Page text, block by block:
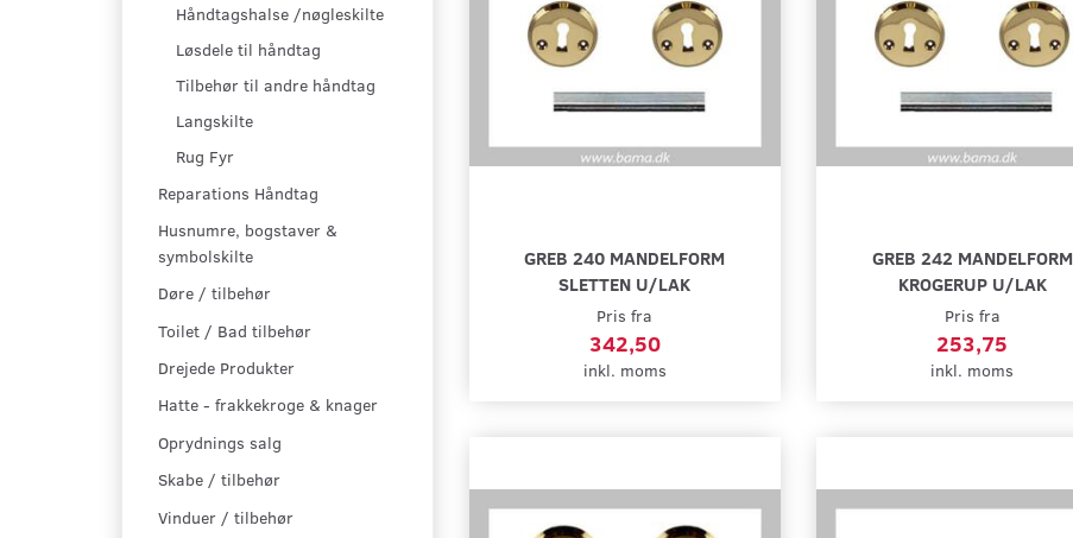
Håndtagshalse /nøgleskilte
Løsdele til håndtag
Tilbehør til andre håndtag
Langskilte
Rug Fyr
Reparations Håndtag
Husnumre, bogstaver &
symbolskilte
Døre / tilbehør
Toilet / Bad tilbehør
Drejede Produkter
Hatte - frakkekroge & knager
Oprydnings salg
Skabe / tilbehør
Vinduer / tilbehør
GREB 240 MANDELFORM
SLETTEN U/LAK
Pris fra
342,50
inkl. moms
GREB 242 MANDELFORM
KROGERUP U/LAK
Pris fra
253,75
inkl. moms